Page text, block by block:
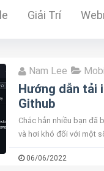
Giải Trí
Nam Lee
Hướng dẫn tải
Github
Chắc hẳn nhiều bạn đã
và hơi khó đối với một
06/06/2022